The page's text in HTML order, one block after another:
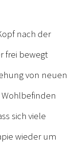
nach der
frei bewegt
von neuen
sich viele
wieder um